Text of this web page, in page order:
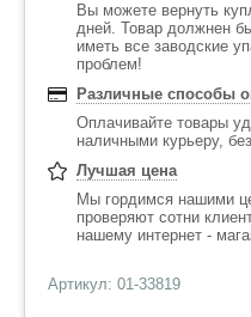
Вы можете вернуть
дней. Товар должнен
иметь все заводские
проблем!
Различные способы
Оплачивайте товары
наличными курьеру,
Лучшая цена
Мы гордимся нашими
проверяют сотни
нашему интернет -
Артикул: 01-33819